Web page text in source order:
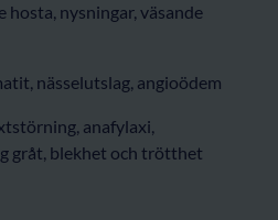
hosta, nysningar, väsande
nässelutslag, angioödem
anafylaxi,
gråt, blekhet och trötthet